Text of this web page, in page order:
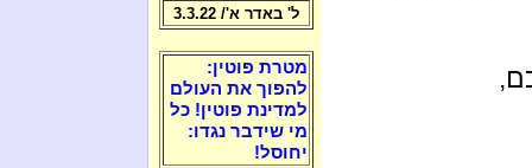
ל' באדר א'/ 3.3.22
מטרת פוטין:
להפוך את העולם
למדינת פוטין! כל
מי שידבר נגדו:
יחוסל!